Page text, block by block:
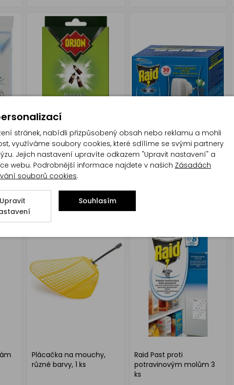
Orion Natural Feromon,
lapač potravinových
Raid elektrický odpařovač
ml
Plácačka na mouchy,
různé barvy, 1 ks
Raid Past proti
potravinovým molům 3
ks
stránek, nabídli přizpůsobený obsah nebo reklamu a mohli
využíváme soubory cookies, které sdílíme se svými partnery
Jejich nastavení upravíte odkazem "Upravit nastavení" a
webu. Podrobnější informace najdete v našich Zásadách
souborů cookies.
Upravit
Souhlasím